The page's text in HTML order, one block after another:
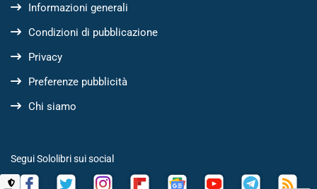
Informazioni generali
Condizioni di pubblicazione
Privacy
Preferenze pubblicità
Chi siamo
Segui Sololibri sui social